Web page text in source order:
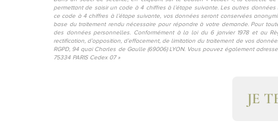
permettant de saisir un code à 4 chiffres à l’étape suivante. Les autres
ce code à 4 chiffres à l’étape suivante, vos données seront conservées
base du traitement rendu nécessaire pour répondre à votre demande. Pour
des données personnelles. Conformément à la loi du 6 janvier 1978 et au
rectification, d’opposition, d’effacement, de limitation du traitement de vos
RGPD, 94 quai Charles de Gaulle (69006) LYON. Vous pouvez également
75334 PARIS Cedex 07 »
JE